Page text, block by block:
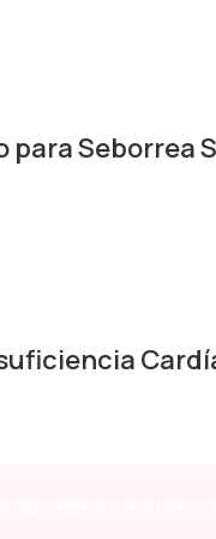
para Seborrea